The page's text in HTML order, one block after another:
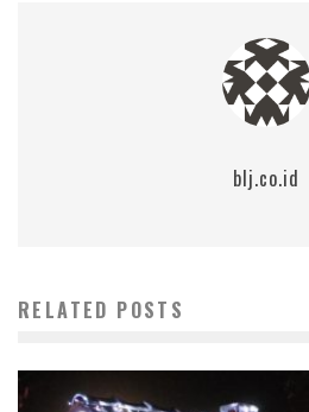
blj.co.id
RELATED POSTS